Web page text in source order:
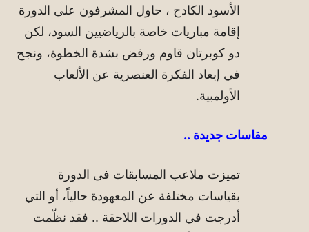
الأسود الكادح ، حاول المشرفون على الدورة
إقامة مباريات خاصة بالرياضيين السود، لكن
دو كوبرتان قاوم ورفض بشدة الخطوة، ونجح
في إبعاد الفكرة العنصرية عن الألعاب
الأولمبية.
مقاسات جديدة ..
تميزت ملاعب المسابقات فى الدورة
بقياسات مختلفة عن المعهودة حالياً، أو التي
أدرجت في الدورات اللاحقة .. فقد نظّمت